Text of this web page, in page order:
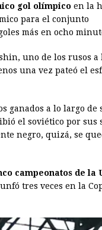
gol olímpico en la
para el conjunto
más en ocho
uno de los rusos a
una vez pateó el
ganados a lo largo de
el soviético por sus
negro, quizá, se
campeonatos de la
tres veces en la